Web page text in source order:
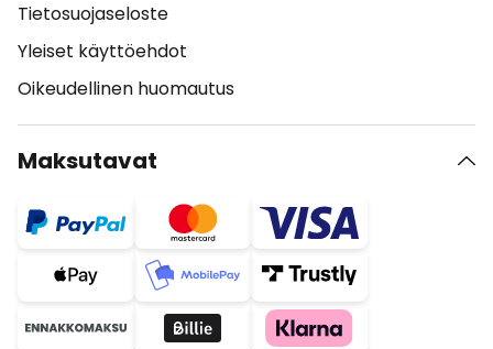
Tietosuojaseloste
Yleiset käyttöehdot
Oikeudellinen huomautus
Maksutavat